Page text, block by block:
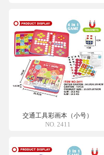
交通工具彩画本（小号）
NO. 2411